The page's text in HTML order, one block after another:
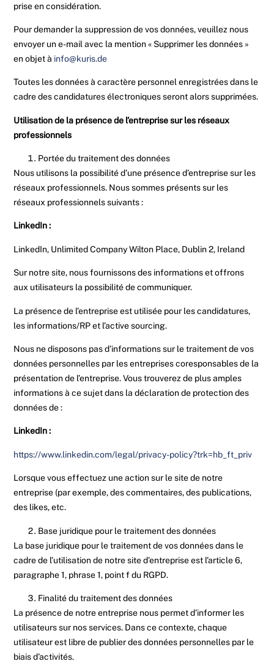
prise en considération.
Pour demander la suppression de vos données, veuillez nous
envoyer un e-mail avec la mention « Supprimer les données »
en objet à info@kuris.de
Toutes les données à caractère personnel enregistrées dans le
cadre des candidatures électroniques seront alors supprimées.
Utilisation de la présence de l’entreprise sur les réseaux
professionnels
Portée du traitement des données
Nous utilisons la possibilité d’une présence d’entreprise sur les
réseaux professionnels. Nous sommes présents sur les
réseaux professionnels suivants :
LinkedIn :
LinkedIn, Unlimited Company Wilton Place, Dublin 2, Ireland
Sur notre site, nous fournissons des informations et offrons
aux utilisateurs la possibilité de communiquer.
La présence de l’entreprise est utilisée pour les candidatures,
les informations/RP et l’active sourcing.
Nous ne disposons pas d’informations sur le traitement de vos
données personnelles par les entreprises coresponsables de la
présentation de l’entreprise. Vous trouverez de plus amples
informations à ce sujet dans la déclaration de protection des
données de :
LinkedIn :
https://www.linkedin.com/legal/privacy-policy?trk=hb_ft_priv
Lorsque vous effectuez une action sur le site de notre
entreprise (par exemple, des commentaires, des publications,
des likes, etc.
Base juridique pour le traitement des données
La base juridique pour le traitement de vos données dans le
cadre de l’utilisation de notre site d’entreprise est l’article 6,
paragraphe 1, phrase 1, point f du RGPD.
Finalité du traitement des données
La présence de notre entreprise nous permet d’informer les
utilisateurs sur nos services. Dans ce contexte, chaque
utilisateur est libre de publier des données personnelles par le
biais d’activités.